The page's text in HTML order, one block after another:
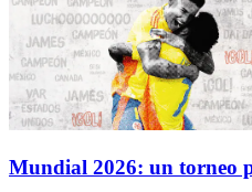
Mundial 2026: un torneo